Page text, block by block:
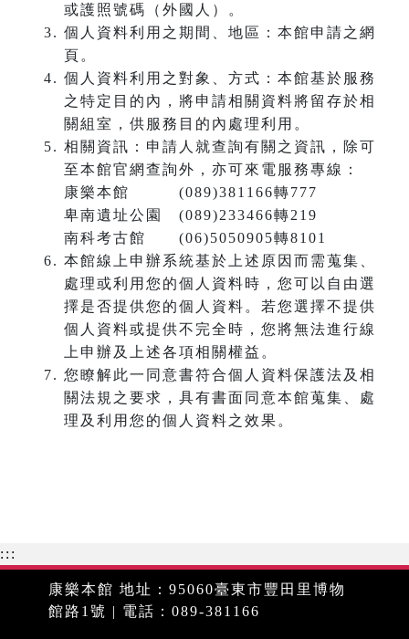
或護照號碼（外國人）。
個人資料利用之期間、地區：本館申請之網
頁。
個人資料利用之對象、方式：本館基於服務
之特定目的內，將申請相關資料將留存於相
關組室，供服務目的內處理利用。
相關資訊：申請人就查詢有關之資訊，除可
至本館官網查詢外，亦可來電服務專線：
康樂本館 (089)381166轉777
卑南遺址公園 (089)233466轉219
南科考古館 (06)5050905轉8101
本館線上申辦系統基於上述原因而需蒐集、
處理或利用您的個人資料時，您可以自由選
擇是否提供您的個人資料。若您選擇不提供
個人資料或提供不完全時，您將無法進行線
上申辦及上述各項相關權益。
您瞭解此一同意書符合個人資料保護法及相
關法規之要求，具有書面同意本館蒐集、處
理及利用您的個人資料之效果。
:::
康樂本館 地址：95060臺東市豐田里博物
館路1號 | 電話：089-381166